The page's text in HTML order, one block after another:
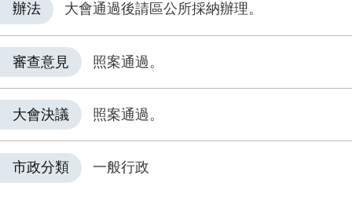
辦法 大會通過後請區公所採納辦理。
審查意見 照案通過。
大會決議 照案通過。
市政分類 一般行政